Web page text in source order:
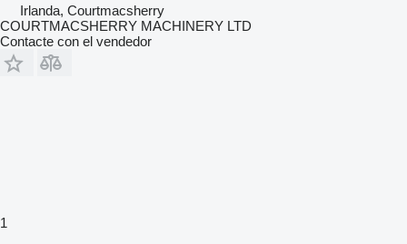
Irlanda, Courtmacsherry
COURTMACSHERRY MACHINERY LTD
Contacte con el vendedor
1